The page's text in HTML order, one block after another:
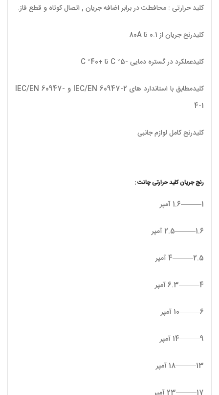
کلید حرارتی : محافطت در برابر اضافه جریان , اتصال کوتاه و قطع فاز.
کلیدرنج جریان از 0.1 تا 80A
کلیدعملکرد در گستره دمایی -5° C تا +40° C
کلیدمطابق با استاندارد های IEC/EN 60947-2 و IEC/EN 60947-
4-1
کلیدرنج کامل لوازم جانبی
رنج جریان کلید حرارتی چانت :
1———1.6 آمپر
1.6———2.5 آمپر
2.5———4 آمپر
4———6.3 آمپر
6———10 آمپر
9———14 آمپر
13———18 آمپر